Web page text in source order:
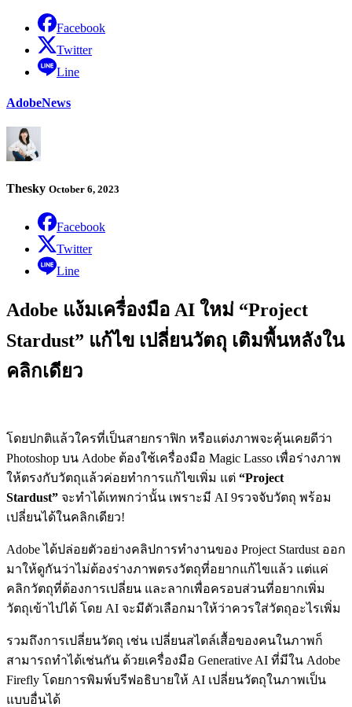
Facebook
Twitter
Line
AdobeNews
Thesky October 6, 2023
Facebook
Twitter
Line
Adobe แง้มเครื่องมือ AI ใหม่ “Project
Stardust” แก้ไข เปลี่ยนวัตถุ เติมพื้นหลังใน
คลิกเดียว
โดยปกติแล้วใครที่เป็นสายกราฟิก หรือแต่งภาพจะคุ้นเคยดีว่า
Photoshop บน Adobe ต้องใช้เครื่องมือ Magic Lasso เพื่อร่างภาพ
ให้ตรงกับวัตถุแล้วค่อยทำการแก้ไขเพิ่ม แต่ “Project
Stardust” จะทำได้เทพกว่านั้น เพราะมี AI 9รวจจับวัตถุ พร้อม
เปลี่ยนได้ในคลิกเดียว!
Adobe ได้ปล่อยตัวอย่างคลิปการทำงานของ Project Stardust ออก
มาให้ดูกันว่าไม่ต้องร่างภาพตรงวัตถุที่อยากแก้ไขแล้ว แต่แค่
คลิกวัตถุที่ต้องการเปลี่ยน และลากเพื่อครอบส่วนที่อยากเพิ่ม
วัตถุเข้าไปได้ โดย AI จะมีตัวเลือกมาให้ว่าควรใส่วัตถุอะไรเพิ่ม
รวมถึงการเปลี่ยนวัตถุ เช่น เปลี่ยนสไตล์เสื้อของคนในภาพก็
สามารถทำได้เช่นกัน ด้วยเครื่องมือ Generative AI ที่มีใน Adobe
Firefly โดยการพิมพ์บรีฟอธิบายให้ AI เปลี่ยนวัตถุในภาพเป็น
แบบอื่นได้